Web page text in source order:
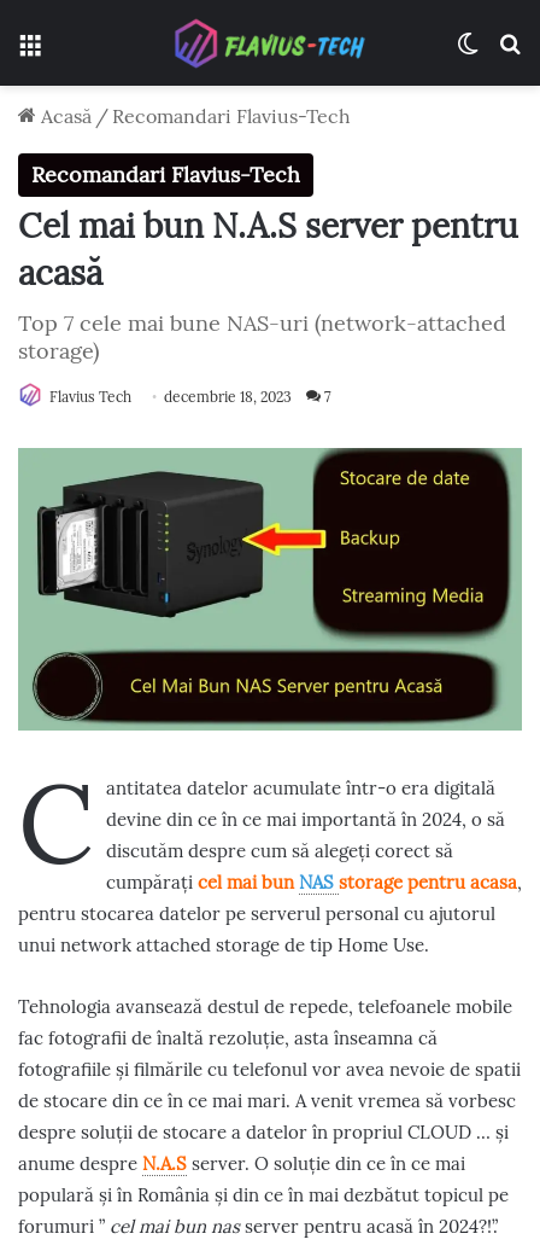
Acasă / Recomandari Flavius-Tech
Recomandari Flavius-Tech
Cel mai bun N.A.S server pentru
acasă
Top 7 cele mai bune NAS-uri (network-attached
storage)
Flavius Tech decembrie 18, 2023 7
C
antitatea datelor acumulate într-o era digitală
devine din ce în ce mai importantă în 2024, o să
discutăm despre cum să alegeți corect să
cumpărați cel mai bunNAS storage pentru acasa,
pentru stocarea datelor pe serverul personal cu ajutorul
unui network attached storage de tip Home Use.
Tehnologia avansează destul de repede, telefoanele mobile
fac fotografii de înaltă rezoluție, asta înseamna că
fotografiile și filmările cu telefonul vor avea nevoie de spatii
de stocare din ce în ce mai mari. A venit vremea să vorbesc
despre soluții de stocare a datelor în propriul CLOUD … și
anume despre N.A.S server. O soluție din ce în ce mai
populară și în România și din ce în mai dezbătut topicul pe
forumuri ” cel mai bun nasserver pentru acasă în 2024?!”.